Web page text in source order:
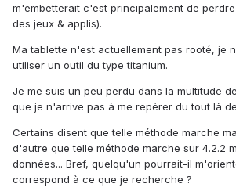
m'embetterait c'est principalement de
des jeux & applis).
Ma tablette n'est actuellement pas rooté, je
utiliser un outil du type titanium.
Je me suis un peu perdu dans la multitude
que je n'arrive pas à me repérer du tout là
Certains disent que telle méthode marche
d'autre que telle méthode marche sur 4.2.2
données... Bref, quelqu'un pourrait-il
correspond à ce que je recherche ?